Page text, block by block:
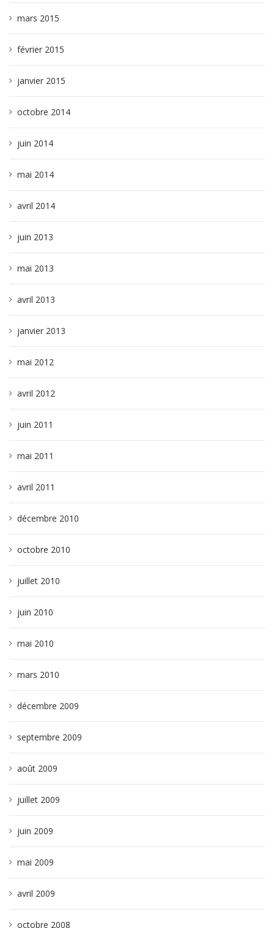
mars 2015
février 2015
janvier 2015
octobre 2014
juin 2014
mai 2014
avril 2014
juin 2013
mai 2013
avril 2013
janvier 2013
mai 2012
avril 2012
juin 2011
mai 2011
avril 2011
décembre 2010
octobre 2010
juillet 2010
juin 2010
mai 2010
mars 2010
décembre 2009
septembre 2009
août 2009
juillet 2009
juin 2009
mai 2009
avril 2009
octobre 2008